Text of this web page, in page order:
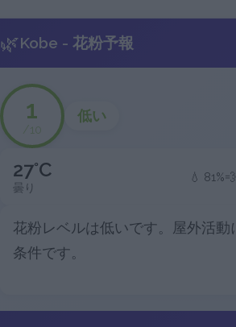
🌿Kobe - 花粉予報
1
/10
低い
27°C
曇り
💧 81%
花粉レベルは低いです。屋外活動
条件です。